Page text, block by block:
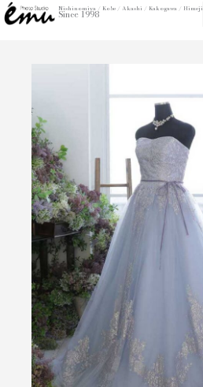
内
容
Nishinomiya / Kobe / Akashi / Kakogawa / Himeji
Since 1998